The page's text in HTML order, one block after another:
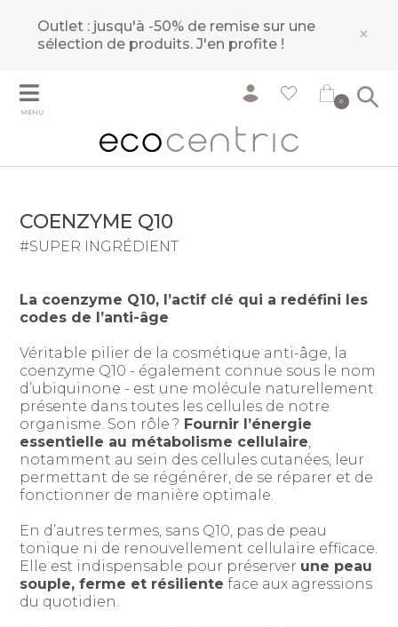
Outlet : jusqu'à -50% de remise sur une
sélection de produits.J'en profite ! ×
MENU
0
COENZYME Q10
#SUPER INGRÉDIENT
La coenzyme Q10, l’actif clé qui a redéfini les
codes de l’anti-âge
Véritable pilier de la cosmétique anti-âge, la
coenzyme Q10 - également connue sous le nom
d’ubiquinone - est une molécule naturellement
présente dans toutes les cellules de notre
organisme. Son rôle ? Fournir l’énergie
essentielle au métabolisme cellulaire,
notamment au sein des cellules cutanées, leur
permettant de se régénérer, de se réparer et de
fonctionner de manière optimale.
En d’autres termes, sans Q10, pas de peau
tonique ni de renouvellement cellulaire efficace.
Elle est indispensable pour préserver une peau
souple, ferme et résiliente face aux agressions
du quotidien.